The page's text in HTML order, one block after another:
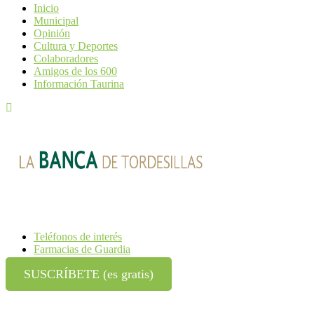
Inicio
Municipal
Opinión
Cultura y Deportes
Colaboradores
Amigos de los 600
Información Taurina
Teléfonos de interés
Farmacias de Guardia
SUSCRÍBETE (es gratis)